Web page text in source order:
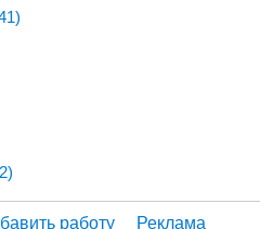
работу Реклама